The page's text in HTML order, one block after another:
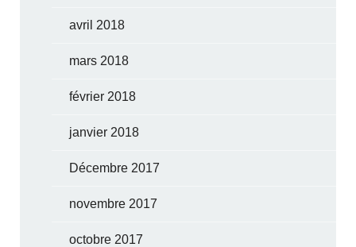
avril 2018
mars 2018
février 2018
janvier 2018
Décembre 2017
novembre 2017
octobre 2017